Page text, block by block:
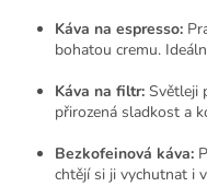
Káva na espresso:
bohatou cremu.
Káva na filtr: Světleji
přirozená sladkost a
Bezkofeinová káva:
chtějí si ji vychutnat i